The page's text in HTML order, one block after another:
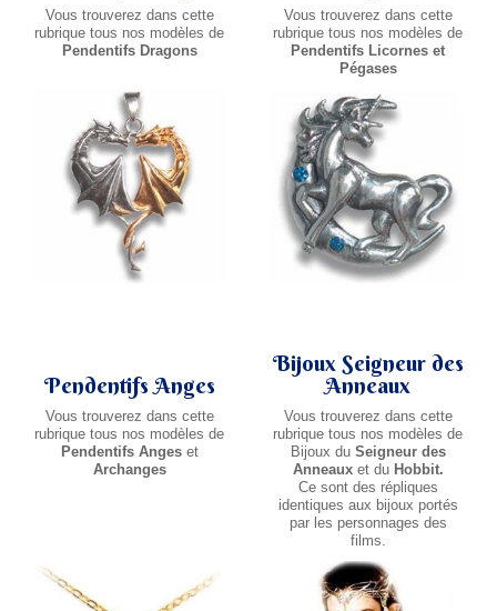
Vous trouverez dans cette
rubrique tous nos modèles de
Pendentifs Dragons
Vous trouverez dans cette
rubrique tous nos modèles de
Pendentifs Licornes et
Pégases
Pendentifs Anges
Vous trouverez dans cette
rubrique tous nos modèles de
Pendentifs Anges et
Archanges
Bijoux Seigneur des
Anneaux
Vous trouverez dans cette
rubrique tous nos modèles de
Bijoux du Seigneur des
Anneauxet du Hobbit.
Ce sont des répliques
identiques aux bijoux portés
par les personnages des
films.